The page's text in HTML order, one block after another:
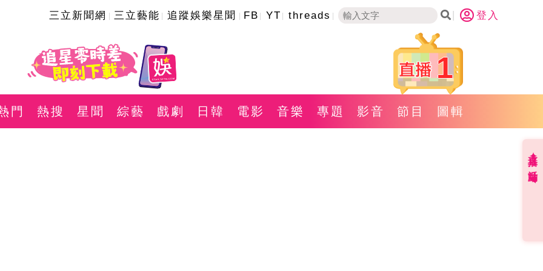
三立新聞網 三立藝能 追蹤娛樂星聞 FB YT threads 登入
1
門 熱搜 星聞 綜藝 戲劇 日韓 電影 音樂 專題 影音 節目 圖輯
直播✦活動